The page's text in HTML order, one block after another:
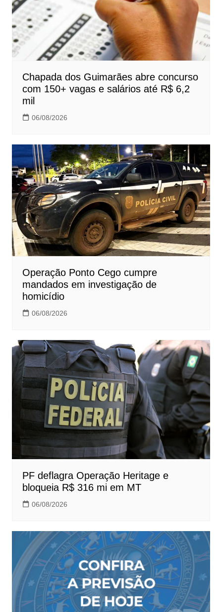
Chapada dos Guimarães abre concurso
com 150+ vagas e salários até R$ 6,2
mil
06/08/2026
Operação Ponto Cego cumpre
mandados em investigação de
homicídio
06/08/2026
PF deflagra Operação Heritage e
bloqueia R$ 316 mi em MT
06/08/2026